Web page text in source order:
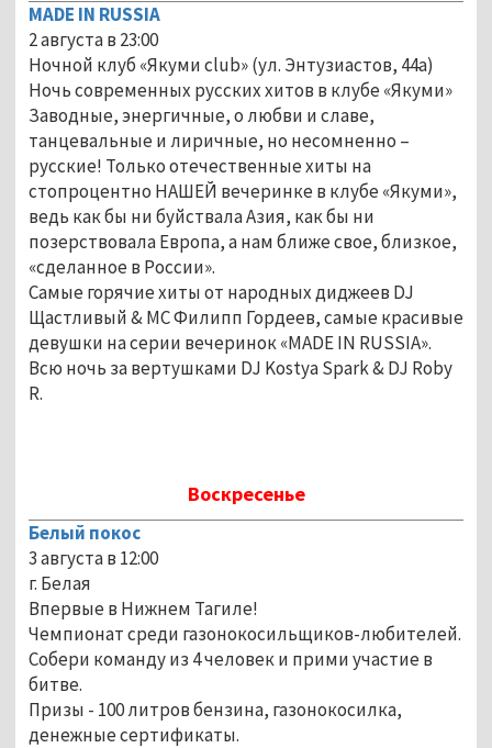
MADE IN RUSSIA
2 августа в 23:00
Ночной клуб «Якуми club» (ул. Энтузиастов, 44а)
Ночь современных русских хитов в клубе «Якуми»
Заводные, энергичные, о любви и славе,
танцевальные и лиричные, но несомненно –
русские! Только отечественные хиты на
стопроцентно НАШЕЙ вечеринке в клубе «Якуми»,
ведь как бы ни буйствала Азия, как бы ни
позерствовала Европа, а нам ближе свое, близкое,
«сделанное в России».
Самые горячие хиты от народных диджеев DJ
Щастливый & MC Филипп Гордеев, самые красивые
девушки на серии вечеринок «MADE IN RUSSIA».
Всю ночь за вертушками DJ Kostya Spark & DJ Roby
R.
Воскресенье
Белый покос
3 августа в 12:00
г. Белая
Впервые в Нижнем Тагиле!
Чемпионат среди газонокосильщиков-любителей.
Собери команду из 4 человек и прими участие в
битве.
Призы - 100 литров бензина, газонокосилка,
денежные сертификаты.